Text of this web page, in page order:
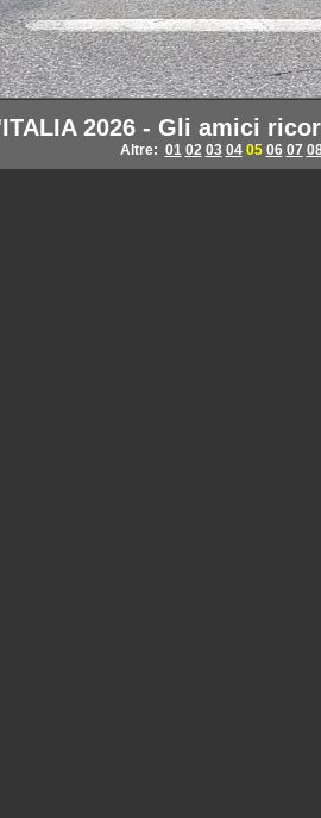
2026 - Gli amici
Altre: 01 02 03 04 05 06 07